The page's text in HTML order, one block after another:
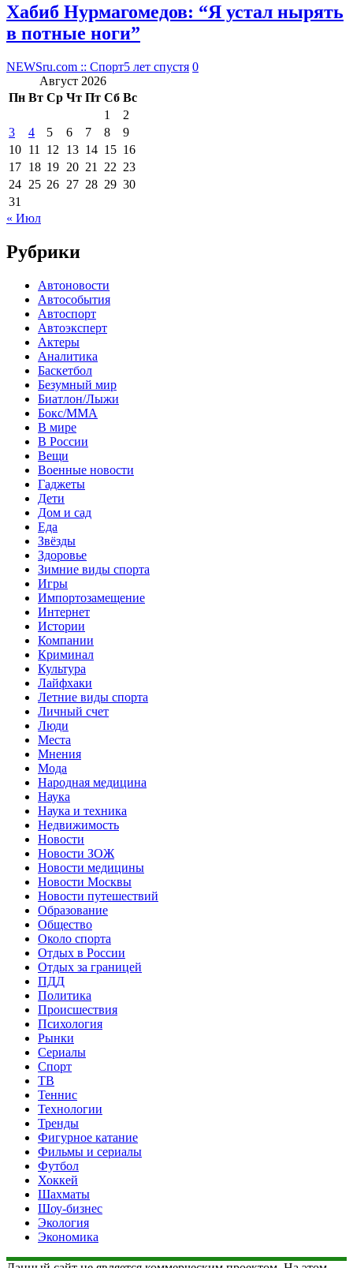
Хабиб Нурмагомедов: “Я устал нырять
в потные ноги”
NEWSru.com :: Спорт5 лет спустя 0
Август 2026
Пн Вт Ср Чт Пт Сб Вс
1
2
3
4 5 6 7 8
9
10 11 12 13 14 15 16
17 18 19 20 21 22 23
24 25 26 27 28 29 30
31
« Июл
Рубрики
Автоновости
Автособытия
Автоспорт
Автоэксперт
Актеры
Аналитика
Баскетбол
Безумный мир
Биатлон/Лыжи
Бокс/MMA
В мире
В России
Вещи
Военные новости
Гаджеты
Дети
Дом и сад
Еда
Звёзды
Здоровье
Зимние виды спорта
Игры
Импортозамещение
Интернет
Истории
Компании
Криминал
Культура
Лайфхаки
Летние виды спорта
Личный счет
Люди
Места
Мнения
Мода
Народная медицина
Наука
Наука и техника
Недвижимость
Новости
Новости ЗОЖ
Новости медицины
Новости Москвы
Новости путешествий
Образование
Общество
Около спорта
Отдых в России
Отдых за границей
ПДД
Политика
Происшествия
Психология
Рынки
Сериалы
Спорт
ТВ
Теннис
Технологии
Тренды
Фигурное катание
Фильмы и сериалы
Футбол
Хоккей
Шахматы
Шоу-бизнес
Экология
Экономика